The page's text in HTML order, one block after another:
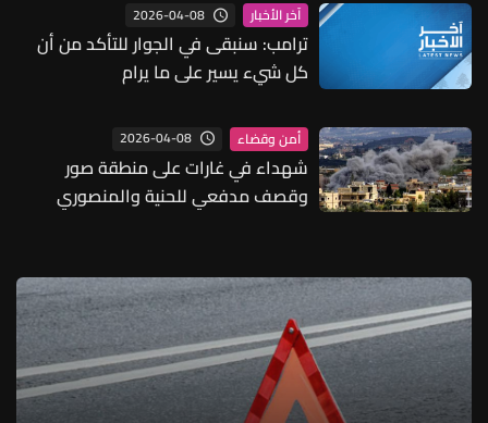
آخر الأخبار 2026-04-08
ترامب: سنبقى في الجوار للتأكد من أن
كل شيء يسير على ما يرام
أمن وقضاء 2026-04-08
شهداء في غارات على منطقة صور
وقصف مدفعي للحنية والمنصوري